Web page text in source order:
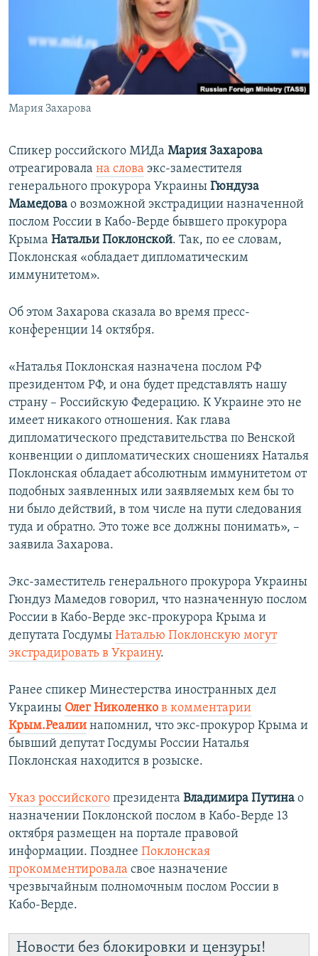
ПОБЕДИТЕЛЕЙ НЕ СУДЯТ?
КРЫМ.НЕПОКОРЕННЫЙ
УКРАИНСКАЯ ПРОБЛЕМА КРЫМА
Все сайты RFE/RL
Мария Захарова
Спикер российского МИДа Мария Захарова
отреагировала на слова экс-заместителя
генерального прокурора Украины Гюндуза
Мамедова о возможной экстрадиции назначенной
послом России в Кабо-Верде бывшего прокурора
Крыма Натальи Поклонской. Так, по ее словам,
Поклонская «обладает дипломатическим
иммунитетом».
Об этом Захарова сказала во время пресс-
конференции 14 октября.
«Наталья Поклонская назначена послом РФ
президентом РФ, и она будет представлять нашу
страну – Российскую Федерацию. К Украине это не
имеет никакого отношения. Как глава
дипломатического представительства по Венской
конвенции о дипломатических сношениях Наталья
Поклонская обладает абсолютным иммунитетом от
подобных заявленных или заявляемых кем бы то
ни было действий, в том числе на пути следования
туда и обратно. Это тоже все должны понимать», –
заявила Захарова.
Экс-заместитель генерального прокурора Украины
Гюндуз Мамедов говорил, что назначенную послом
России в Кабо-Верде экс-прокурора Крыма и
депутата Госдумы Наталью Поклонскую могут
экстрадировать в Украину.
Ранее спикер Минестерства иностранных дел
Украины Олег Николенко в комментарии
Крым.Реалии напомнил, что экс-прокурор Крыма и
бывший депутат Госдумы России Наталья
Поклонская находится в розыске.
Указ российского президента Владимира Путина о
назначении Поклонской послом в Кабо-Верде 13
октября размещен на портале правовой
информации. Позднее Поклонская
прокомментировала свое назначение
чрезвычайным полномочным послом России в
Кабо-Верде.
Новости без блокировки и цензуры!